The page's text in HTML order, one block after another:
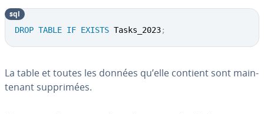
DROP TABLE IF EXISTS Tasks_2023;
sql
La table et toutes les données qu’elle contient sont main­
te­nant sup­pri­mées.